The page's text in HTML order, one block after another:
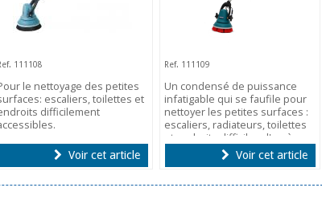
111108
le nettoyage des petites
escaliers, toilettes et
difficilement
Voir cet article
Ref. 111109
Un condensé de puissance
infatigable qui se faufile pour
nettoyer les petites surfaces :
escaliers, radiateurs, toilettes
et endroits difficiles d'accès.
Voir cet article